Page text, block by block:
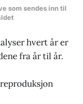
som sendes inn til
hvert år er
fra år til år.